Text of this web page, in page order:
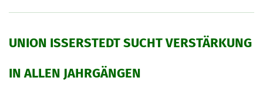
UNION ISSERSTEDT SUCHT VERSTÄRKUNG
IN ALLEN JAHRGÄNGEN